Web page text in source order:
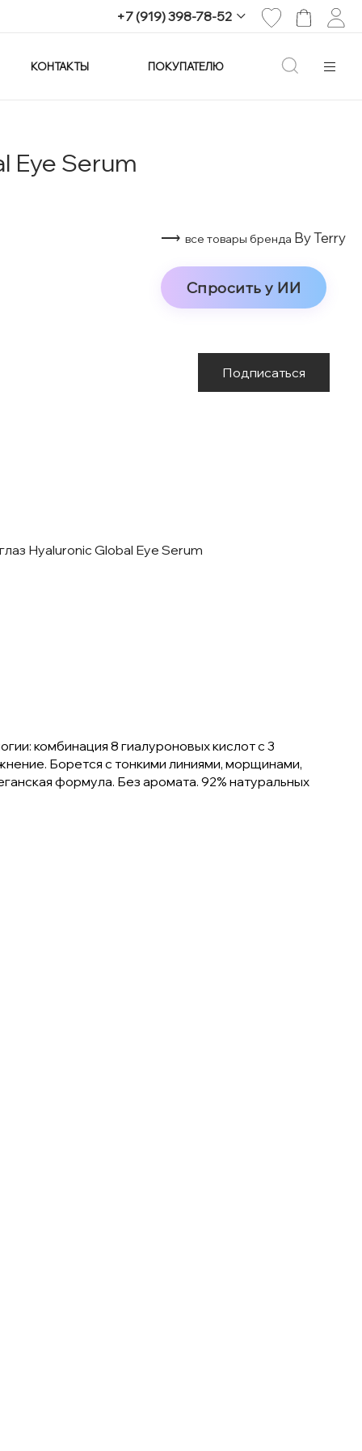
+7 (919) 398-78-52
+7 (919) 398-78-52
КОНТАКТЫ ПОКУПАТЕЛЮ
Eye Serum
⟶ все товары бренда By Terry
Спросить у ИИ
Подписаться
Hyaluronic Global Eye Serum
комбинация 8 гиалуроновых кислот с 3
Борется с тонкими линиями, морщинами,
формула. Без аромата. 92% натуральных